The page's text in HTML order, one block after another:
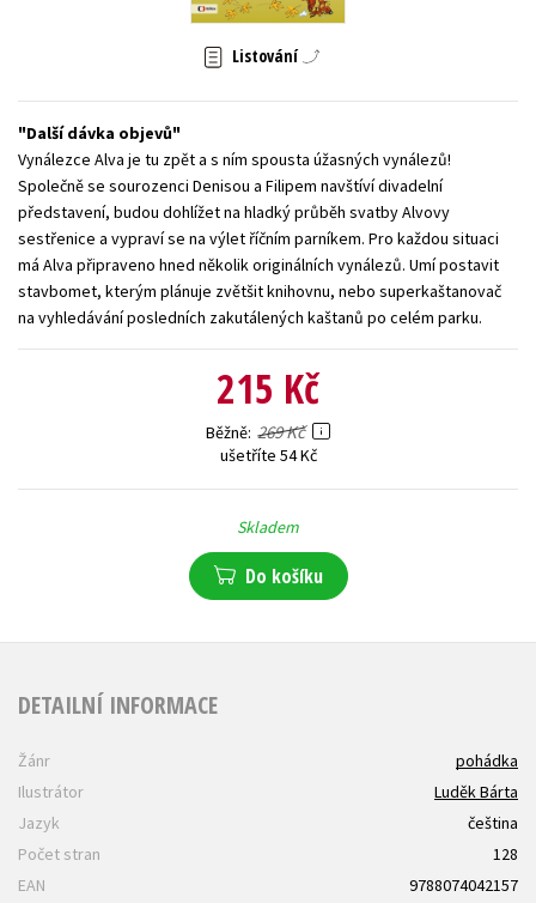
Listování
Další dávka objevů
Vynálezce Alva je tu zpět a s ním spousta úžasných vynálezů!
Společně se sourozenci Denisou a Filipem navštíví divadelní
představení, budou dohlížet na hladký průběh svatby Alvovy
sestřenice a vypraví se na výlet říčním parníkem. Pro každou situaci
má Alva připraveno hned několik originálních vynálezů. Umí postavit
stavbomet, kterým plánuje zvětšit knihovnu, nebo superkaštanovač
na vyhledávání posledních zakutálených kaštanů po celém parku.
215 Kč
Běžně 269 Kč
ušetříte 54 Kč
Skladem
Do košíku
DETAILNÍ INFORMACE
Žánr
pohádka
Ilustrátor
Luděk Bárta
Jazyk
čeština
Počet stran
128
EAN
9788074042157